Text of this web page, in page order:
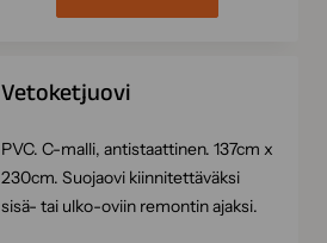
Vetoketjuovi
PVC. C-malli, antistaattinen. 137cm x
230cm. Suojaovi kiinnitettäväksi
sisä- tai ulko-oviin remontin ajaksi.